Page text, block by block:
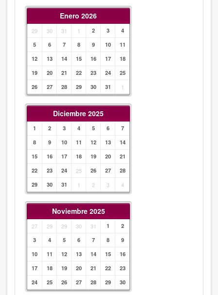
Enero 2026
29 30 31 1 2 3
4
5
6 7 8 9 10
11
12
13 14 15 16 17
18
19
20 21 22 23 24
25
26
27 28 29 30 31 1
Diciembre 2025
1 2 3 4 5 6
7
8
9 10 11 12 13
14
15
16 17 18 19 20
21
22
23 24 25 26 27
28
29
30 31 1 2 3 4
Noviembre 2025
27 29 29 30 31 1
2
3
4 5 6 7 8
9
10
11 12 13 14 15
16
17
18 19 20 21 22
23
24
25 26 27 28 29 30